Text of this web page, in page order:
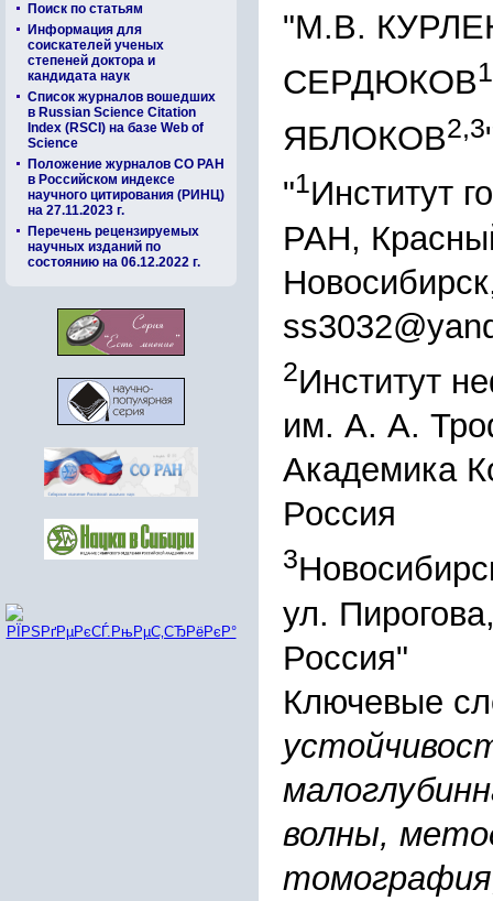
Поиск по статьям
Информация для
соискателей ученых
степеней доктора и
кандидата наук
Список журналов вошедших
в Russian Science Citation
Index (RSCI) на базе Web of
Science
Положение журналов СО РАН
в Российском индексе
научного цитирования (РИНЦ)
на 27.11.2023 г.
Перечень рецензируемых
научных изданий по
состоянию на 06.12.2022 г.
"М.В.
СЕРДЮКОВ
ЯБЛОКОВ2,3
"1Институт
РАН,
2Институт
им. А. А.
Академика
Россия
3
ул.
Россия"
Ключевые
волны,